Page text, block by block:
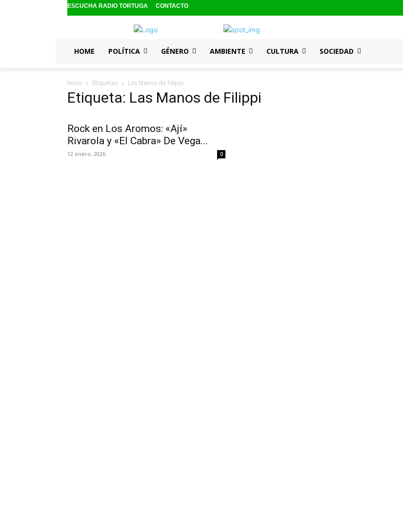
ESCUCHA RADIO TORTUGA CONTACTO
HOME POLÍTICA GÉNERO AMBIENTE CULTURA SOCIEDAD
Inicio Etiquetas Las Manos de Filippi
Etiqueta: Las Manos de Filippi
Rock en Los Aromos: «Ají»
Rivarola y «El Cabra» De Vega...
12 enero, 2026 0